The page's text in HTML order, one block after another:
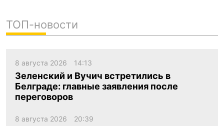
ТОП-новости
8 августа 2026 14:13
Зеленский и Вучич встретились в
Белграде: главные заявления после
переговоров
8 августа 2026 20:39